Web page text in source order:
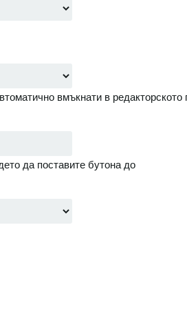
вмъкнати в редакторското
да поставите бутона до